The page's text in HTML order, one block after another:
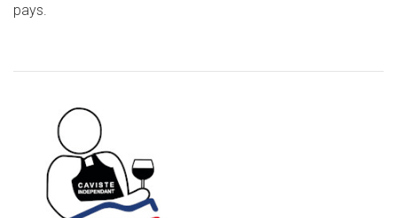
pays.